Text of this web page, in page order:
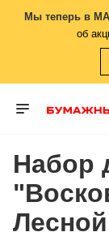
Мы теперь в
об
Набор